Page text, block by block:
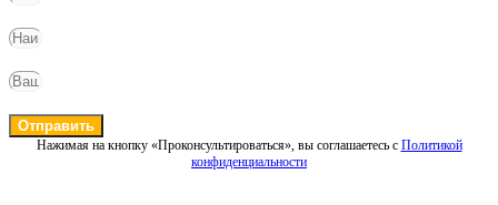
Отправить
Нажимая на кнопку «Проконсультироваться», вы соглашаетесь с Политикой
конфиденциальности